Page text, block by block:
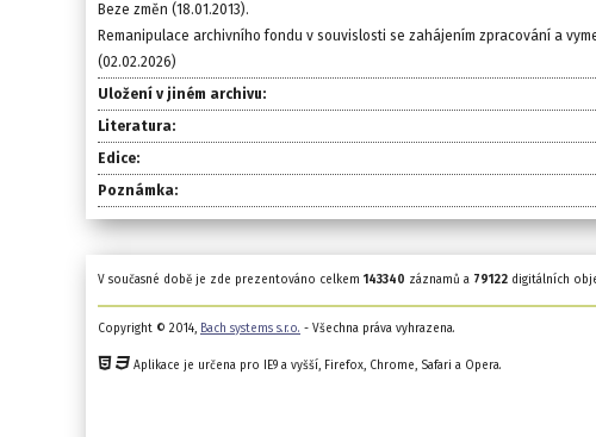
Beze změn (18.01.2013).
Remanipulace archivního fondu v souvislosti se zahájením zpracování a
(02.02.2026)
Uložení v jiném archivu:
Literatura:
Edice:
Poznámka:
V současné době je zde prezentováno celkem 143340 záznamů a 79122 digitálních
Copyright © 2014, Bach systems s.r.o. - Všechna práva vyhrazena.
Aplikace je určena pro IE9 a vyšší, Firefox, Chrome, Safari a Opera.